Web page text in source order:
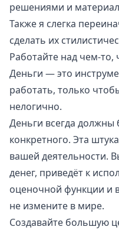
решениями и
Также я слегка
сделать их
Работайте над чем-то,
Деньги — это
работать, только
нелогично.
Деньги всегда должны
конкретного. Эта
вашей деятельности.
денег, приведёт к
оценочной функции и
не измените в мире.
Создавайте большую